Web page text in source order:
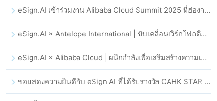
eSign.AI เข้าร่วมงาน Alibaba Cloud Summit 2025 ที่ฮ่องกง เพื่อขับเคลื่อนนวัตกรรมคลาวด์ที่ขับเคลื่อนด้วย AI และความเชื่อมั่นทางดิจิทัล
eSign.AI × Antelope International | ขับเคลื่อนเวิร์กโฟลดิจิทัลที่ปลอดภัยและขับเคลื่อนด้วย AI
eSign.AI × Alibaba Cloud | ผนึกกำลังเพื่อเสริมสร้างความเชื่อมั่นดิจิทัลระดับโลกสำหรับฟินเทค
ขอแสดงความยินดีกับ eSign.AI ที่ได้รับรางวัล CAHK STAR Award 2025